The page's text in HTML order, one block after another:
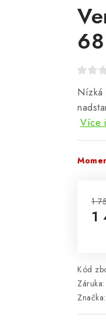
Nízká
Více
1
1
Kód
Záruka:
Značka: